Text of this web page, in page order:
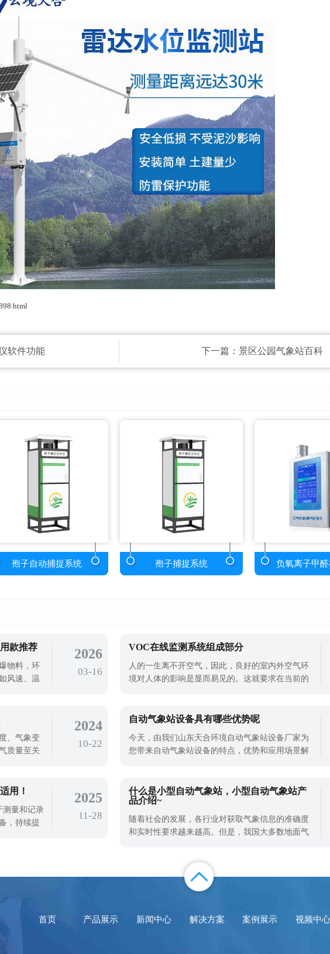
软件功能 下一篇：景区公园气象站百科
孢子自动捕捉系统 孢子捕捉系统 负氧离子甲
款推荐
物料，环
风速、温
厂必须安
2026
03-16
VOC在线监测系统组成部分
人的一生离不开空气，因此，良好的室内外空气环
境对人体的影响是显而易见的。这就要求在当前的
的发展和人民的整体素质也非常重要。对空气质量
有机物进行精准监测是治理大气污染的需要
、气象变
质量至关
能够24小
量
2024
10-22
自动气象站设备具有哪些优势呢
今天，由我们山东天合环境自动气象站设备厂家为
您带来自动气象站设备的特点，优势和应用场景解
用！
测量和记录
，持续提
2025
11-28
什么是小型自动气象站，小型自动气象站产
品介绍~
随着社会的发展，各行业对获取气象信息的准确度
和实时性要求越来越高。但是，我国大多数地面气
自动气象站成为了应用更广泛的产品，那么什么是
小型自动气象站呢？我们以天合TH-CQX10型号自动
首页 产品展示 新闻中心 解决方案 案例展示 视频中